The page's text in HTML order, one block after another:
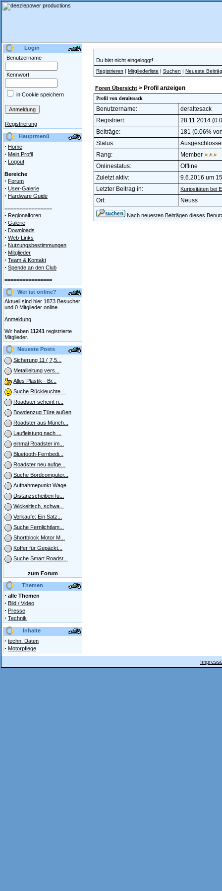
Login
Benutzername
Kennwort
in Cookie speichern
Registrierung
Hauptmenü
· Home
· Mein Profil
· Logout
Bereiche
· Forum
· User-Galerie
· Hardware Guide
================
· Regionalforen
· Galerie
· Downloads
· Web-Links
· Nutzungsbestimmungen
· Mitglieder
· Team & Kontakt
· Spende an den Club
================
Wer ist online?
Aktuell sind hier 1873 Besucher
und 0 Mitglieder online.
Anmeldung
Wir haben 11241 registrierte
Mitglieder.
Neueste Posts
Sicherung 11 ( 7,5...
Metallleitung vers...
Alles Plastik - Br...
Suche Rückleuchte ...
Roadster scheint n...
Bowdenzug Türe außen
Roadster aus Münch...
Laufleistung nach ...
einmal Roadster im...
Bluetooth-Fernbedi...
Roadster neu aufge...
Suche Bordcomputer...
Aufnahmepunkt Wage...
Distanzscheiben fü...
Wickeltisch, schwa...
Verkaufe: Ein Satz...
Suche Fernlichtlam...
Shortblock Motor M...
Koffer für Gepäckt...
Suche Smart Roadst...
zum Forum
Themen
· alle Themen
· Bild / Video
· Presse
· Technik
Inhalte
· techn. Daten
· Motorpflege
Du bist nicht eingeloggt!
Registrieren | Mitgliederliste | Suchen | Neueste
Foren Übersicht > Profil anzeigen
Profil von deraltesack
Benutzername:
deraltesack
Registriert:
28.11.2014
Beiträge:
181 (0.06%
Status:
Rang:
Member
Onlinestatus:
Offline
Zuletzt aktiv:
9.6.2016 um
Letzter Beitrag in:
Kuriositäten bei
Ort: Neuss
Nach neuesten Beiträgen dieses